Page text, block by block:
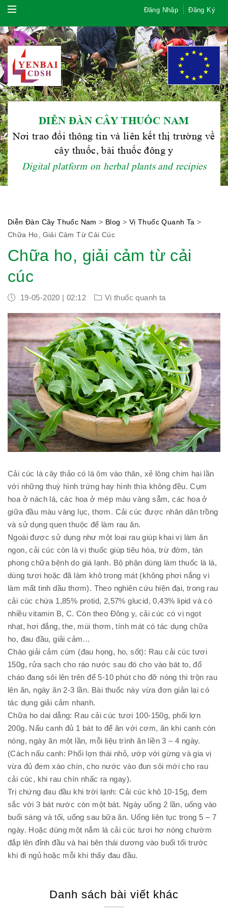
Đăng Nhập Đăng Ký
DIỄN ĐÀN CÂY THUỐC NAM
Nơi trao đổi thông tin và liên kết thị trường về
cây thuốc, bài thuốc đông y
Digital platform on herbal plants and recipies
Diễn Đàn Cây Thuốc Nam > Blog > Vị Thuốc Quanh Ta >
Chữa Ho, Giải Cảm Từ Cải Cúc
Chữa ho, giải cảm từ cải
cúc
19-05-2020 | 02:12 Vị thuốc quanh ta
Cải cúc là cây thảo có lá ôm vào thân, xẻ lông chim hai lần
với những thuỳ hình trứng hay hình thìa không đều. Cụm
hoa ở nách lá, các hoa ở mép màu vàng sẫm, các hoa ở
giữa đầu màu vàng lục, thơm. Cải cúc được nhân dân trồng
và sử dụng quen thuộc để làm rau ăn.
Ngoài được sử dụng như một loại rau giúp khai vị làm ăn
ngon, cải cúc còn là vị thuốc giúp tiêu hóa, trừ đờm, tán
phong chữa bệnh do giá lạnh. Bộ phận dùng làm thuốc là lá,
dùng tươi hoặc đã làm khô trong mát (không phơi nắng vì
làm mất tinh dầu thơm). Theo nghiên cứu hiện đại, trong rau
cải cúc chứa 1,85% protid, 2,57% glucid, 0,43% lipid và có
nhiều vitamin B, C. Còn theo Đông y, cải cúc có vị ngọt
nhạt, hơi đắng, the, mùi thơm, tính mát có tác dụng chữa
ho, đau đầu, giải cảm…
Cháo giải cảm cúm (đau họng, ho, sốt): Rau cải cúc tươi
150g, rửa sạch cho ráo nước sau đó cho vào bát to, đổ
cháo đang sôi lên trên để 5-10 phút cho đỡ nóng thì trộn rau
lên ăn, ngày ăn 2-3 lần. Bài thuốc này vừa đơn giản lại có
tác dụng giải cảm nhanh.
Chữa ho dai dẳng: Rau cải cúc tươi 100-150g, phổi lợn
200g. Nấu canh đủ 1 bát to để ăn với cơm, ăn khi canh còn
nóng, ngày ăn một lần, mỗi liệu trình ăn liền 3 – 4 ngày.
(Cách nấu canh: Phổi lợn thái nhỏ, ướp với gừng và gia vị
vừa đủ đem xào chín, cho nước vào đun sôi mới cho rau
cải cúc, khi rau chín nhấc ra ngay).
Trị chứng đau đầu khi trời lạnh: Cải cúc khô 10-15g, đem
sắc với 3 bát nước còn một bát. Ngày uống 2 lần, uống vào
buổi sáng và tối, uống sau bữa ăn. Uống liên tục trong 5 – 7
ngày. Hoặc dùng một nắm lá cải cúc tươi hơ nóng chườm
đắp lên đỉnh đầu và hai bên thái dương vào buổi tối trước
khi đi ngủ hoặc mỗi khi thấy đau đầu.
Danh sách bài viết khác